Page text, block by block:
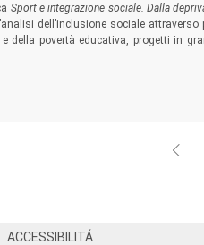
Sport e integrazione sociale. Dalla
dell’inclusione sociale
della povertà educativa, progetti in
sportiva
ACCESSIBILITÁ